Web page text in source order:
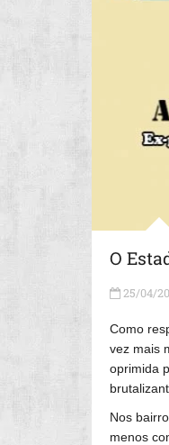
O
25/04/
Como
vez mais
oprimida
Nos
menos